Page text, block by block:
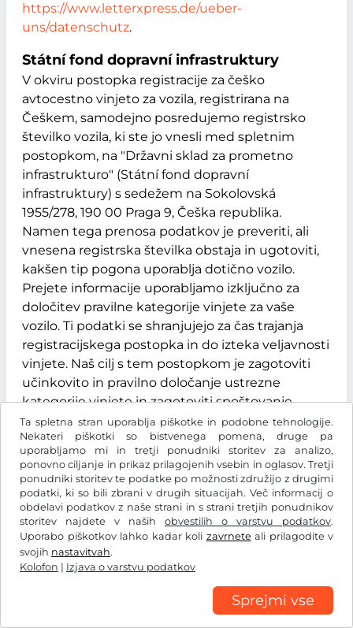
Ta spletna stran uporablja piškotke in podobne tehnologije.
Nekateri piškotki so bistvenega pomena, druge pa
uporabljamo mi in tretji ponudniki storitev za analizo,
ponovno ciljanje in prikaz prilagojenih vsebin in oglasov. Tretji
ponudniki storitev te podatke po možnosti združijo z drugimi
podatki, ki so bili zbrani v drugih situacijah. Več informacij o
obdelavi podatkov z naše strani in s strani tretjih ponudnikov
storitev najdete v naših obvestilih o varstvu podatkov.
Uporabo piškotkov lahko kadar koli zavrneteali prilagodite v
svojih nastavitvah.
Kolofon | Izjava o varstvu podatkov
Sprejmi vse
https://www.letterxpress.de/ueber-
uns/datenschutz.
Státní fond dopravní infrastruktury
V okviru postopka registracije za češko
avtocestno vinjeto za vozila, registrirana na
Češkem, samodejno posredujemo registrsko
številko vozila, ki ste jo vnesli med spletnim
postopkom, na "Državni sklad za prometno
infrastrukturo" (Státní fond dopravní
infrastruktury) s sedežem na Sokolovská
1955/278, 190 00 Praga 9, Češka republika.
Namen tega prenosa podatkov je preveriti, ali
vnesena registrska številka obstaja in ugotoviti,
kakšen tip pogona uporablja dotično vozilo.
Prejete informacije uporabljamo izključno za
določitev pravilne kategorije vinjete za vaše
vozilo. Ti podatki se shranjujejo za čas trajanja
registracijskega postopka in do izteka veljavnosti
vinjete. Naš cilj s tem postopkom je zagotoviti
učinkovito in pravilno določanje ustrezne
kategorije vinjete in zagotoviti spoštovanje
zakonskih določb. Več informacij lahko dobite na:
https://edalnice.cz/en/gdpr-and-personal-
data/index.html.
Kontaktni obrazec
Če nas kontaktirate po elektronski pošti ali prek
vključno z vašimi kontaktnimi podatki, shranjeni,
da bi lahko obdelali vaše povpraševanje ali bili na